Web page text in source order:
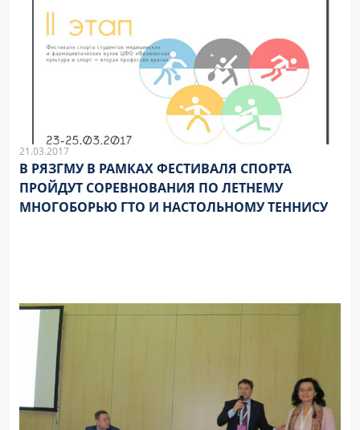
21.03.2017
В РЯЗГМУ В РАМКАХ ФЕСТИВАЛЯ СПОРТА
ПРОЙДУТ СОРЕВНОВАНИЯ ПО ЛЕТНЕМУ
МНОГОБОРЬЮ ГТО И НАСТОЛЬНОМУ ТЕННИСУ